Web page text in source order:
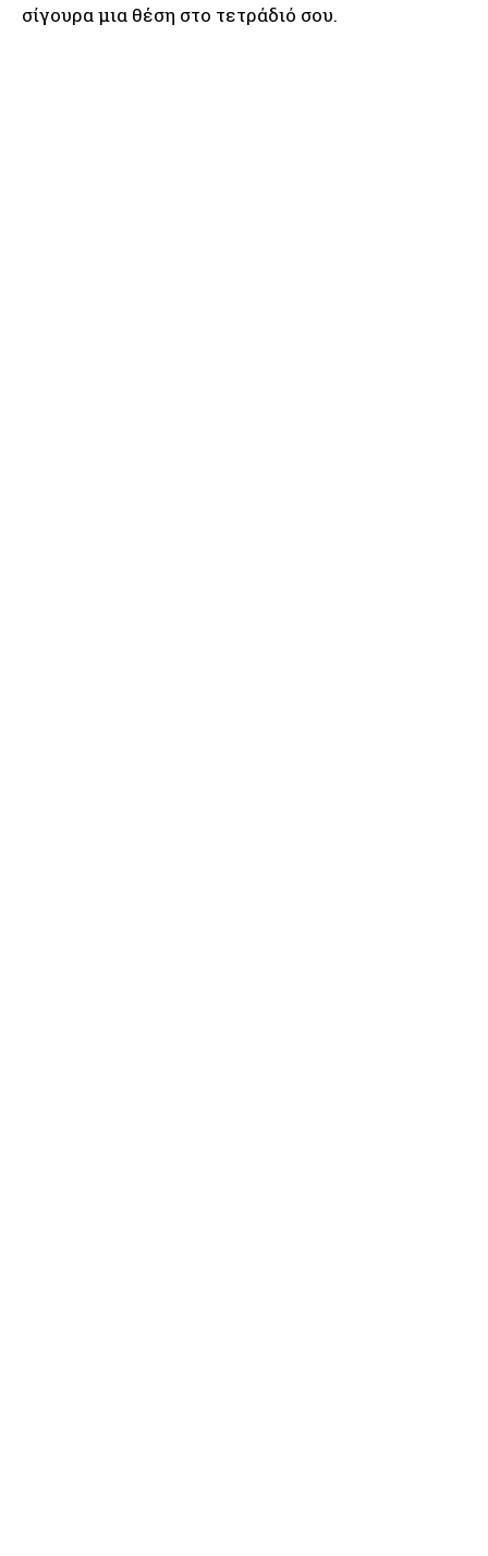
σίγουρα μια θέση στο τετράδιό σου.